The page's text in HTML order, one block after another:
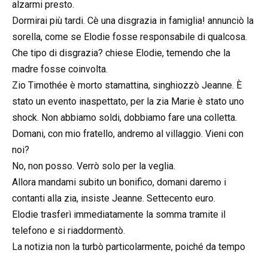
alzarmi presto.
Dormirai più tardi. Cè una disgrazia in famiglia! annunciò la
sorella, come se Elodie fosse responsabile di qualcosa.
Che tipo di disgrazia? chiese Elodie, temendo che la
madre fosse coinvolta.
Zio Timothée è morto stamattina, singhiozzò Jeanne. È
stato un evento inaspettato, per la zia Marie è stato uno
shock. Non abbiamo soldi, dobbiamo fare una colletta.
Domani, con mio fratello, andremo al villaggio. Vieni con
noi?
No, non posso. Verrò solo per la veglia.
Allora mandami subito un bonifico, domani daremo i
contanti alla zia, insiste Jeanne. Settecento euro.
Elodie trasferì immediatamente la somma tramite il
telefono e si riaddormentò.
La notizia non la turbò particolarmente, poiché da tempo